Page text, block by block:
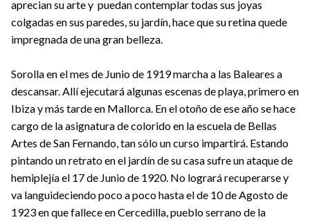
aprecian su arte y puedan contemplar todas sus joyas
colgadas en sus paredes, su jardín, hace que su retina quede
impregnada de una gran belleza.
Sorolla en el mes de Junio de 1919 marcha a las Baleares a
descansar. Allí ejecutará algunas escenas de playa, primero en
Ibiza y más tarde en Mallorca. En el otoño de ese año se hace
cargo de la asignatura de colorido en la escuela de Bellas
Artes de San Fernando, tan sólo un curso impartirá. Estando
pintando un retrato en el jardín de su casa sufre un ataque de
hemiplejía el 17 de Junio de 1920. No logrará recuperarse y
va languideciendo poco a poco hasta el de 10 de Agosto de
1923 en que fallece en Cercedilla, pueblo serrano de la